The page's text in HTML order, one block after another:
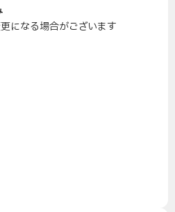
になる場合がございます